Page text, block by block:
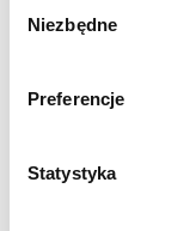
zgody
Niezbędne
Preferencje
Statystyka